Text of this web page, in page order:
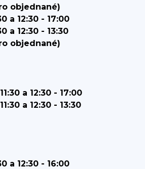
objednané)
a 12:30 - 17:00
a 12:30 - 13:30
objednané)
a 12:30 - 17:00
a 12:30 - 13:30
a 12:30 - 16:00